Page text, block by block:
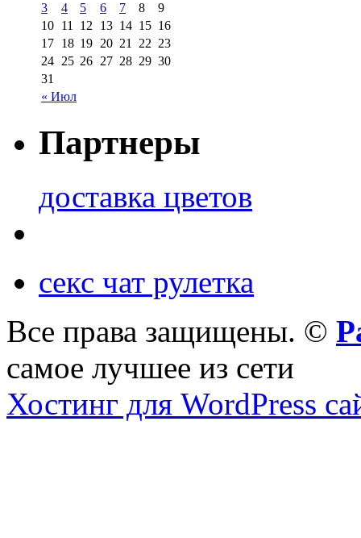
« Июл
3
4 5 6 7 8
9
10 11 12 13 14 15 16
17 18 19 20 21 22 23
24 25 26 27 28 29 30
31
Партнеры
доставка цветов
секс чат рулетка
Все права защищены. ©
самое лучшее из сети
Хостинг для WordPress